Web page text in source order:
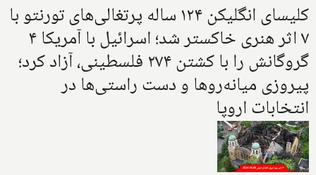
کلیسای انگلیکن ۱۲۴ ساله پرتغالی‌های تورنتو با
۷ اثر هنری خاکستر شد؛ اسرائیل با آمریکا ۴
گروگانش را با کشتن ۲۷۴ فلسطینی، آزاد کرد؛
پیروزی میانه‌روها و دست راستی‌ها در
انتخابات اروپا